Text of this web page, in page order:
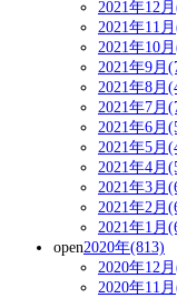
2021年12
2021年11
2021年10
2021年9月
2021年8月
2021年7月
2021年6月
2021年5月
2021年4月
2021年3月
2021年2月
2021年1月
open2020年(813)
2020年12
2020年11